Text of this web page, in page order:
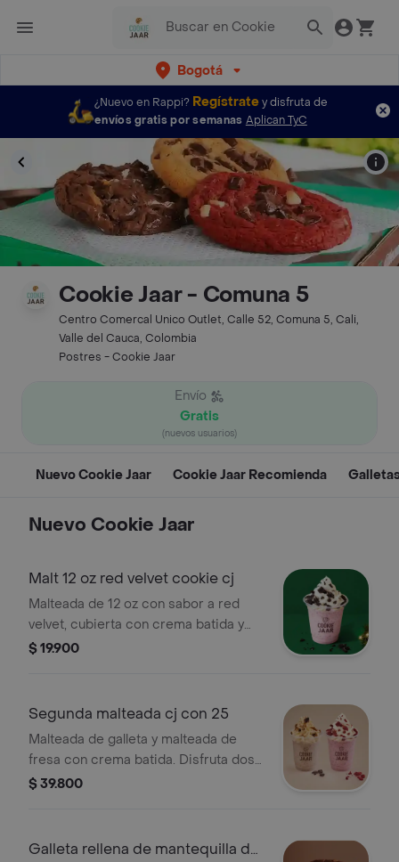
Bogotá
¿Nuevo en Rappi? Regístratey disfruta de
envíos gratis por semanas Aplican TyC
Cookie Jaar - Comuna 5
Centro Comercal Unico Outlet, Calle 52, Comuna 5, Cali,
Valle del Cauca, Colombia
Postres - Cookie Jaar
Envío
Gratis
(nuevos usuarios)
Nuevo Cookie Jaar Cookie Jaar Recomienda
Nuevo Cookie Jaar
Malt 12 oz red velvet cookie cj
Malteada de 12 oz con sabor a red
velvet, cubierta con crema batida y
trozos de galleta.
$ 19.900
Segunda malteada cj con 25
Malteada de galleta y malteada de
fresa con crema batida. Disfruta dos
sabores en una oferta especial.
$ 39.800
Galleta rellena de mantequilla de